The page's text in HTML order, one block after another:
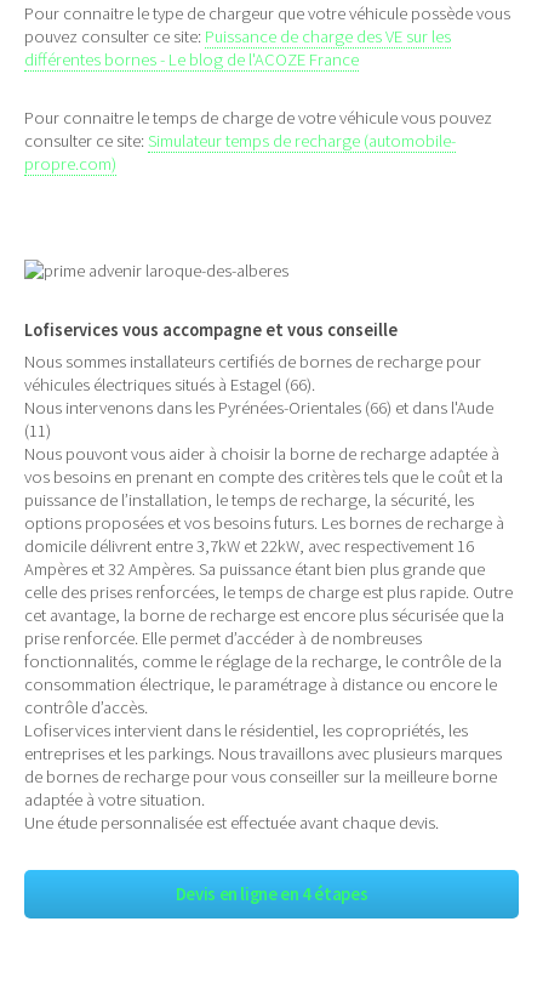
Pour connaitre le type de chargeur que votre véhicule possède vous
pouvez consulter ce site: Puissance de charge des VE sur les
différentes bornes - Le blog de l'ACOZE France
Pour connaitre le temps de charge de votre véhicule vous pouvez
consulter ce site: Simulateur temps de recharge (automobile-
propre.com)
Lofiservices vous accompagne et vous conseille
Nous sommes installateurs certifiés de bornes de recharge pour
véhicules électriques situés à Estagel (66).
Nous intervenons dans les Pyrénées-Orientales (66) et dans l'Aude
(11)
Nous pouvont vous aider à choisir la borne de recharge adaptée à
vos besoins en prenant en compte des critères tels que le coût et la
puissance de l’installation, le temps de recharge, la sécurité, les
options proposées et vos besoins futurs. Les bornes de recharge à
domicile délivrent entre 3,7kW et 22kW, avec respectivement 16
Ampères et 32 Ampères. Sa puissance étant bien plus grande que
celle des prises renforcées, le temps de charge est plus rapide. Outre
cet avantage, la borne de recharge est encore plus sécurisée que la
prise renforcée. Elle permet d’accéder à de nombreuses
fonctionnalités, comme le réglage de la recharge, le contrôle de la
consommation électrique, le paramétrage à distance ou encore le
contrôle d’accès.
Lofiservices intervient dans le résidentiel, les copropriétés, les
entreprises et les parkings. Nous travaillons avec plusieurs marques
de bornes de recharge pour vous conseiller sur la meilleure borne
adaptée à votre situation.
Une étude personnalisée est effectuée avant chaque devis.
Devis en ligne en 4 étapes